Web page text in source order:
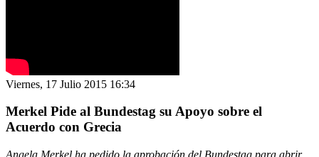
Viernes, 17 Julio 2015 16:34
Merkel Pide al Bundestag su Apoyo sobre el
Acuerdo con Grecia